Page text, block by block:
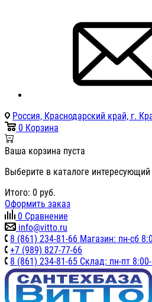
Россия, Краснодарский край, г.
0 Корзина
Ваша корзина пуста
Выберите в каталоге
Итого: 0 руб.
Оформить заказ
0 Сравнение
info@vitto.ru
8 (861) 234-81-66 Магазин: пн-сб
+7 (989) 827-77-66
8 (861) 234-81-65 Склад: пн-пт